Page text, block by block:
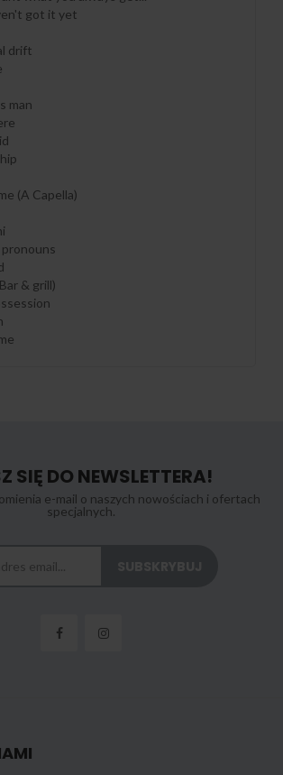
got it yet
drift
man
(A Capella)
& grill)
SIĘ DO NEWSLETTERA!
e-mail o naszych nowościach i ofertach
specjalnych.